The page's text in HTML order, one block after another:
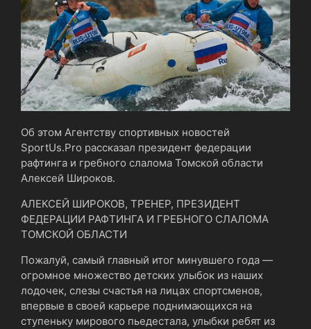
Об этом Агентству спортивных новостей
SportUs.Рro рассказал президент федерации
рафтинга и гребного слалома Томской области
Алексей Широков.
АЛЕКСЕЙ ШИРОКОВ, ТРЕНЕР, ПРЕЗИДЕНТ
ФЕДЕРАЦИИ РАФТИНГА И ГРЕБНОГО СЛАЛОМА
ТОМСКОЙ ОБЛАСТИ
Пожалуй, самый главный итог минувшего года —
огромное множество детских улыбок из наших
лодочек, слезы счастья на лицах спортсменов,
впервые в своей карьере поднимающихся на
ступеньку мирового пьедестала, улыбки ребят из